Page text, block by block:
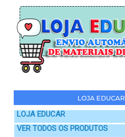
LOJA EDUCAR
LOJA EDUCAR
VER TODOS OS PRODUTOS